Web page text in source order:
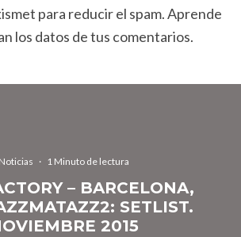
para reducir el spam.Aprende
los datos de tus comentarios.
Noticias · 1 Minuto de lectura
– BARCELONA,
SETLIST.
2015